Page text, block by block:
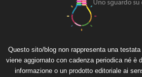
Questo sito/blog non rappresenta una
viene aggiornato con cadenza periodica né è
informazione o un prodotto editoriale ai